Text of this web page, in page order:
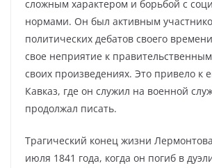
сложным характером и борьбой с
нормами. Он был активным
политических дебатов своего
свое неприятие к
своих произведениях. Это привело к
Кавказ, где он служил на военной
продолжал писать.
Трагический конец жизни
июля 1841 года, когда он погиб в